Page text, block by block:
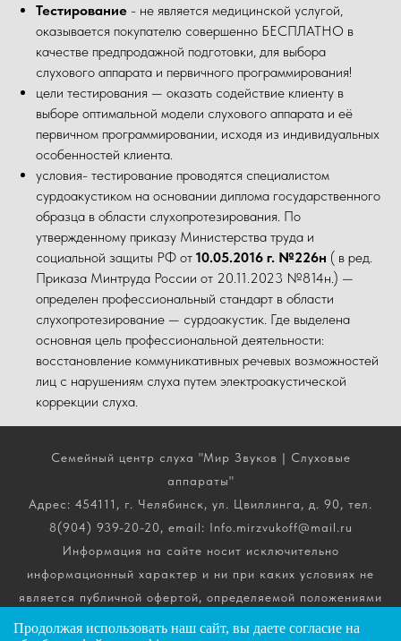
Продолжая использовать наш сайт, вы даете согласие на
Тестирование - не является медицинской услугой,
оказывается покупателю совершенно БЕСПЛАТНО в
качестве предпродажной подготовки, для выбора
слухового аппарата и первичного программирования!
цели тестирования — оказать содействие клиенту в
выборе оптимальной модели слухового аппарата и её
первичном программировании, исходя из индивидуальных
особенностей клиента.
условия- тестирование проводятся специалистом
сурдоакустиком на основании диплома государственного
образца в области слухопротезирования. По
утвержденному приказу Министерства труда и
социальной защиты РФ от 10.05.2016 г. №226н ( в ред.
Приказа Минтруда России от 20.11.2023 №814н.) —
определен профессиональный стандарт в области
слухопротезирование — сурдоакустик. Где выделена
основная цель профессиональной деятельности:
восстановление коммуникативных речевых возможностей
лиц с нарушениям слуха путем электроакустической
коррекции слуха.
Семейный центр слуха "Мир Звуков | Слуховые
аппараты"
Адрес: 454111, г. Челябинск, ул. Цвиллинга, д. 90, тел.
8(904) 939-20-20, email: Info.mirzvukoff@mail.ru
Информация на сайте носит исключительно
информационный характер и ни при каких условиях не
является публичной офертой, определяемой положениями
ч. 2 ст. 437 Гражданского кодекса РФ. Получить